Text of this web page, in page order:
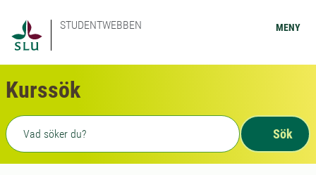
STUDENTWEBBEN MENY
Kurssök
Fritext sökning
Sök